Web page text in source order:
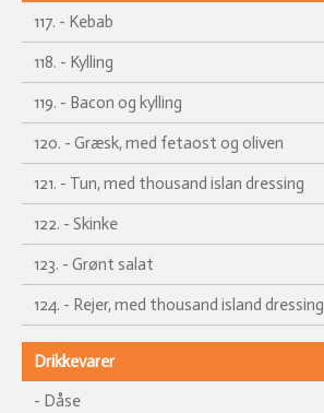
117. - Kebab
118. - Kylling
119. - Bacon og kylling
120. - Græsk, med fetaost og oliven
121. - Tun, med thousand islan dressing
122. - Skinke
123. - Grønt salat
124. - Rejer, med thousand island dressing
Drikkevarer
- Dåse